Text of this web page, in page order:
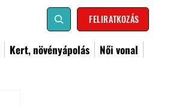
FELIRATKOZÁS
Kert, növényápolás
Női vonal